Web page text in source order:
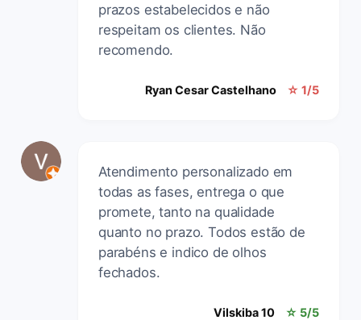
prazos estabelecidos e não
respeitam os clientes. Não
recomendo.
Ryan Cesar Castelhano ☆ 1/5
Atendimento personalizado em
todas as fases, entrega o que
promete, tanto na qualidade
quanto no prazo. Todos estão de
parabéns e indico de olhos
fechados.
Vilskiba 10 ☆ 5/5